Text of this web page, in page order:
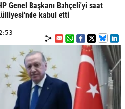
Genel Başkanı Bahçeli'yi saat
kabul etti